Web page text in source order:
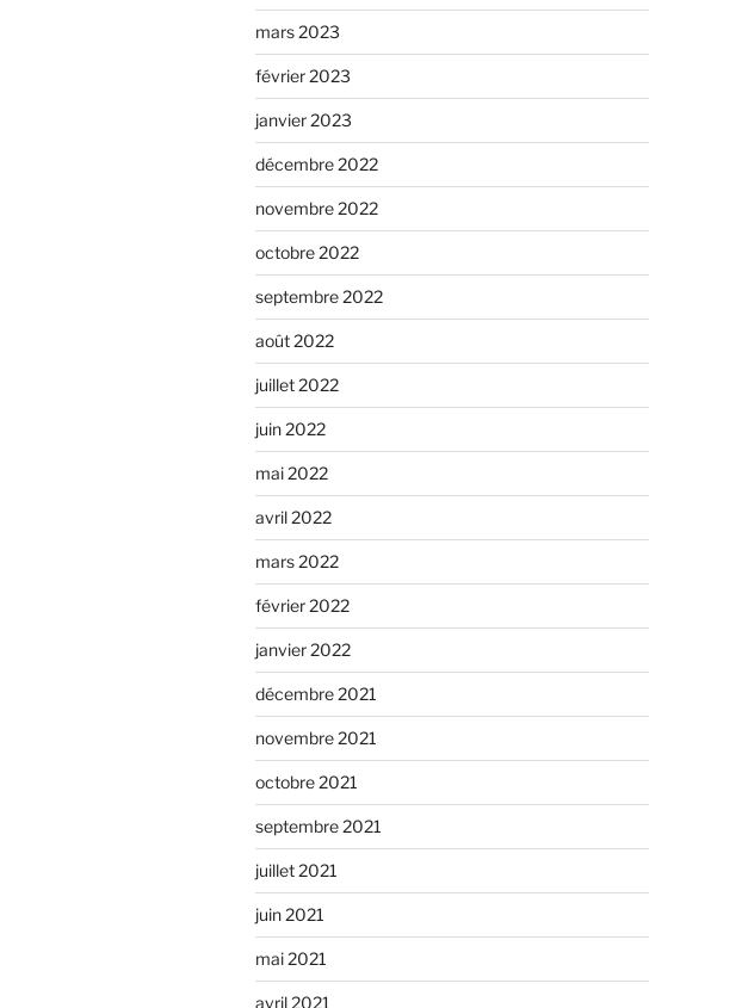
mars 2023
février 2023
janvier 2023
décembre 2022
novembre 2022
octobre 2022
septembre 2022
août 2022
juillet 2022
juin 2022
mai 2022
avril 2022
mars 2022
février 2022
janvier 2022
décembre 2021
novembre 2021
octobre 2021
septembre 2021
juillet 2021
juin 2021
mai 2021
avril 2021